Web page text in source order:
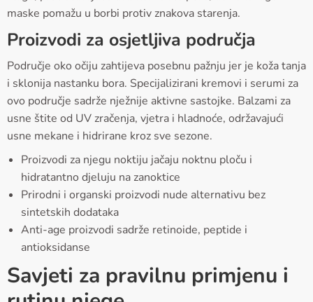
maske pomažu u borbi protiv znakova starenja.
Proizvodi za osjetljiva područja
Područje oko očiju zahtijeva posebnu pažnju jer je koža tanja
i sklonija nastanku bora. Specijalizirani kremovi i serumi za
ovo područje sadrže nježnije aktivne sastojke. Balzami za
usne štite od UV zračenja, vjetra i hladnoće, održavajući
usne mekane i hidrirane kroz sve sezone.
Proizvodi za njegu noktiju jačaju noktnu ploču i
hidratantno djeluju na zanoktice
Prirodni i organski proizvodi nude alternativu bez
sintetskih dodataka
Anti-age proizvodi sadrže retinoide, peptide i
antioksidanse
Savjeti za pravilnu primjenu i